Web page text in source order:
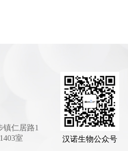
镇仁居路1
室
汉诺生物公众号